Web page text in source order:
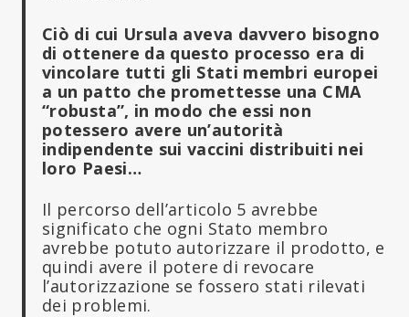
Ciò di cui Ursula aveva davvero bisogno
di ottenere da questo processo era di
vincolare tutti gli Stati membri europei
a un patto che promettesse una CMA
“robusta”, in modo che essi non
potessero avere un’autorità
indipendente sui vaccini distribuiti nei
loro Paesi…
Il percorso dell’articolo 5 avrebbe
significato che ogni Stato membro
avrebbe potuto autorizzare il prodotto, e
quindi avere il potere di revocare
l’autorizzazione se fossero stati rilevati
dei problemi.